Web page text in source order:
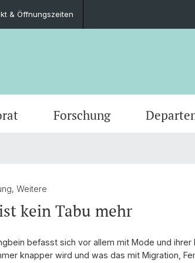
& Öffnungszeiten
aus den Fachbereichen
Dokumente
& Merkblätter
Forschung
Weitere
kein Tabu mehr
befasst sich vor allem mit Mode und ihrer
knapper wird und was das mit Migration,